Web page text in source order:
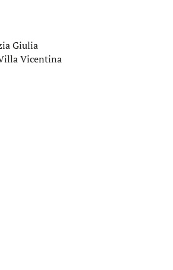
Giulia
Vicentina